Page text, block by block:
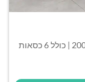
עשוי אלומיניום | זמין ב3 צבעים | גודל 200/320/100 | כולל 6 כסאות